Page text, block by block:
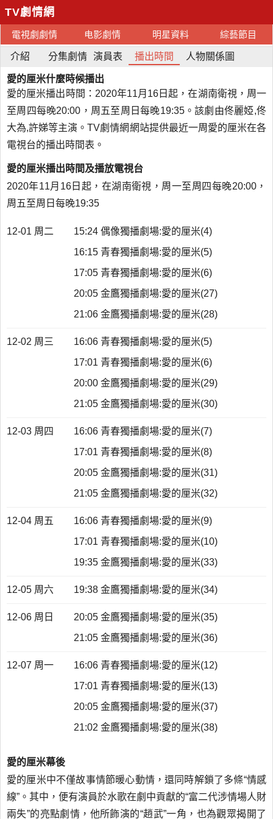
TV劇情網
電視劇劇情 电影劇情 明星資料 綜藝節目
介紹 分集劇情 演員表 播出時間 人物關係圖
愛的厘米什麼時候播出
愛的厘米播出時間：2020年11月16日起，在湖南衛視，周一
至周四每晚20:00，周五至周日每晚19:35。該劇由佟麗婭,佟
大為,許娣等主演。TV劇情網網站提供最近一周愛的厘米在各
電視台的播出時間表。
愛的厘米播出時間及播放電視台
2020年11月16日起，在湖南衛視，周一至周四每晚20:00，
周五至周日每晚19:35
12-01 周二
15:24 偶像獨播劇場:愛的厘米(4)
16:15 青春獨播劇場:愛的厘米(5)
17:05 青春獨播劇場:愛的厘米(6)
20:05 金鷹獨播劇場:愛的厘米(27)
21:06 金鷹獨播劇場:愛的厘米(28)
12-02 周三
16:06 青春獨播劇場:愛的厘米(5)
17:01 青春獨播劇場:愛的厘米(6)
20:00 金鷹獨播劇場:愛的厘米(29)
21:05 金鷹獨播劇場:愛的厘米(30)
12-03 周四
16:06 青春獨播劇場:愛的厘米(7)
17:01 青春獨播劇場:愛的厘米(8)
20:05 金鷹獨播劇場:愛的厘米(31)
21:05 金鷹獨播劇場:愛的厘米(32)
12-04 周五
16:06 青春獨播劇場:愛的厘米(9)
17:01 青春獨播劇場:愛的厘米(10)
19:35 金鷹獨播劇場:愛的厘米(33)
12-05 周六 19:38 金鷹獨播劇場:愛的厘米(34)
12-06 周日
20:05 金鷹獨播劇場:愛的厘米(35)
21:05 金鷹獨播劇場:愛的厘米(36)
12-07 周一
16:06 青春獨播劇場:愛的厘米(12)
17:01 青春獨播劇場:愛的厘米(13)
20:05 金鷹獨播劇場:愛的厘米(37)
21:02 金鷹獨播劇場:愛的厘米(38)
愛的厘米幕後
愛的厘米中不僅故事情節暖心動情，還同時解鎖了多條“情感
線”。其中，便有演員於水歌在劇中貢獻的“富二代涉情場人財
兩失”的亮點劇情，他所飾演的“趙武”一角，也為觀眾揭開了